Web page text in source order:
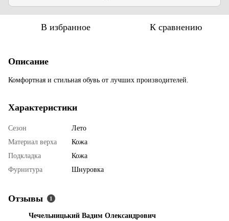
В избранное К сравнению
Описание
Комфортная и стильная обувь от лучших производителей.
Характеристики
Сезон
Лето
Материал верха
Кожа
Подкладка
Кожа
Фурнитура
Шнуровка
Отзывы 1
Чечельницький Вадим Олександрович